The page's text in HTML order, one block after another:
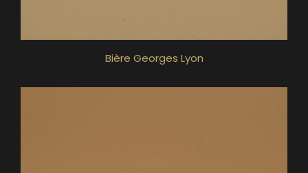
Bière Georges Lyon